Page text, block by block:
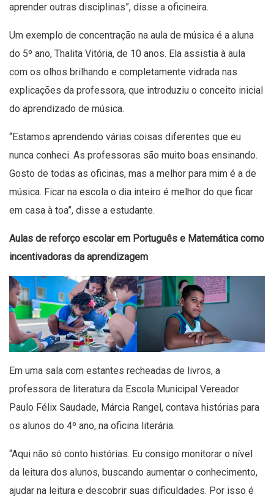
aprender outras disciplinas”, disse a oficineira.
Um exemplo de concentração na aula de música é a aluna
do 5º ano, Thalita Vitória, de 10 anos. Ela assistia à aula
com os olhos brilhando e completamente vidrada nas
explicações da professora, que introduziu o conceito inicial
do aprendizado de música.
“Estamos aprendendo várias coisas diferentes que eu
nunca conheci. As professoras são muito boas ensinando.
Gosto de todas as oficinas, mas a melhor para mim é a de
música. Ficar na escola o dia inteiro é melhor do que ficar
em casa à toa”, disse a estudante.
Aulas de reforço escolar em Português e Matemática como
incentivadoras da aprendizagem
Em uma sala com estantes recheadas de livros, a
professora de literatura da Escola Municipal Vereador
Paulo Félix Saudade, Márcia Rangel, contava histórias para
os alunos do 4º ano, na oficina literária.
“Aqui não só conto histórias. Eu consigo monitorar o nível
da leitura dos alunos, buscando aumentar o conhecimento,
ajudar na leitura e descobrir suas dificuldades. Por isso é